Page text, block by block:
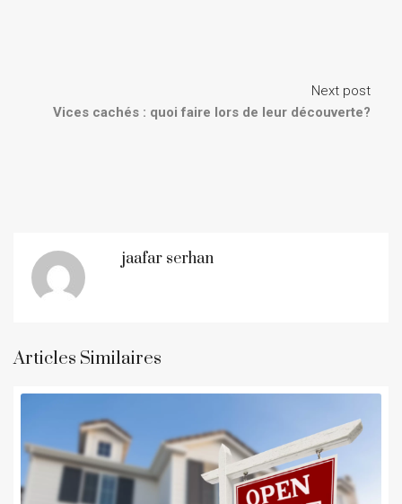
Next post
Vices cachés : quoi faire lors de leur découverte?
jaafar serhan
Articles Similaires